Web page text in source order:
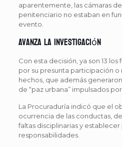
aparentemente, las cámaras
penitenciario no estaban en
evento.
Avanza la investigación
Con esta decisión, ya son 13
por su presunta participación o
hechos, que además
de “paz urbana” impulsados
La Procuraduría indicó que el
ocurrencia de las conductas,
faltas disciplinarias y establecer
responsabilidades.